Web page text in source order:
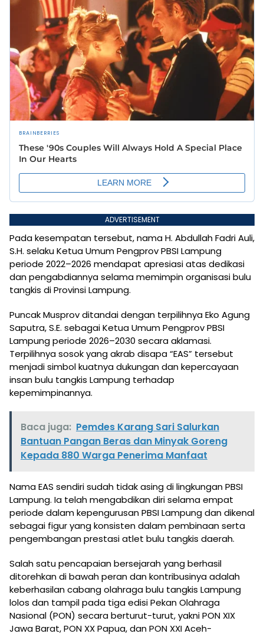
ADVERTISEMENT
Pada kesempatan tersebut, nama H. Abdullah Fadri Auli,
S.H. selaku Ketua Umum Pengprov PBSI Lampung
periode 2022–2026 mendapat apresiasi atas dedikasi
dan pengabdiannya selama memimpin organisasi bulu
tangkis di Provinsi Lampung.
Puncak Musprov ditandai dengan terpilihnya Eko Agung
Saputra, S.E. sebagai Ketua Umum Pengprov PBSI
Lampung periode 2026–2030 secara aklamasi.
Terpilihnya sosok yang akrab disapa “EAS” tersebut
menjadi simbol kuatnya dukungan dan kepercayaan
insan bulu tangkis Lampung terhadap
kepemimpinannya.
Baca juga: Pemdes Karang Sari Salurkan
Bantuan Pangan Beras dan Minyak Goreng
Kepada 880 Warga Penerima Manfaat
Nama EAS sendiri sudah tidak asing di lingkungan PBSI
Lampung. Ia telah mengabdikan diri selama empat
periode dalam kepengurusan PBSI Lampung dan dikenal
sebagai figur yang konsisten dalam pembinaan serta
pengembangan prestasi atlet bulu tangkis daerah.
Salah satu pencapaian bersejarah yang berhasil
ditorehkan di bawah peran dan kontribusinya adalah
keberhasilan cabang olahraga bulu tangkis Lampung
lolos dan tampil pada tiga edisi Pekan Olahraga
Nasional (PON) secara berturut-turut, yakni PON XIX
Jawa Barat, PON XX Papua, dan PON XXI Aceh-